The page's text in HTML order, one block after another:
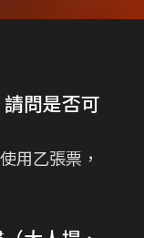
問是否可
用乙張票，